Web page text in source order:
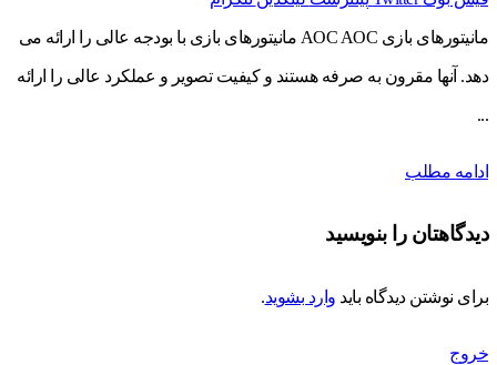
مانیتورهای بازی AOC AOC مانیتورهای بازی با بودجه عالی را ارائه می
دهد. آنها مقرون به صرفه هستند و کیفیت تصویر و عملکرد عالی را ارائه
...
ادامه مطلب
دیدگاهتان را بنویسید
برای نوشتن دیدگاه باید وارد بشوید.
خروج